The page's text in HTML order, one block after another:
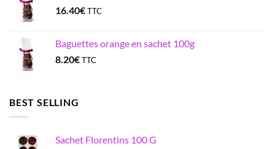
16.40€TTC
Baguettes orange en sachet 100g
8.20€TTC
BEST SELLING
Sachet Florentins 100 G